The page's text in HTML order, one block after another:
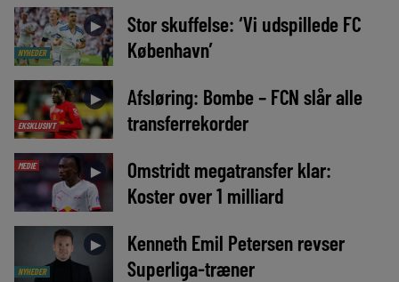
NYHEDER
►
Stor skuffelse: ‘Vi udspillede FC
København’
EKSKLUSIVT
►
Afsløring: Bombe – FCN slår alle
transferrekorder
MEDIE ►
Omstridt megatransfer klar:
Koster over 1 milliard
NYHEDER
►
Kenneth Emil Petersen revser
Superliga-træner